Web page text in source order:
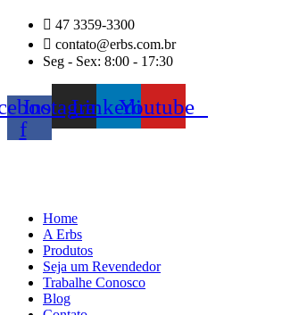
conteúdo
47 3359-3300
contato@erbs.com.br
Seg - Sex: 8:00 - 17:30
f
InstagramLinkedinYoutube
Home
A Erbs
Produtos
Seja um Revendedor
Trabalhe Conosco
Blog